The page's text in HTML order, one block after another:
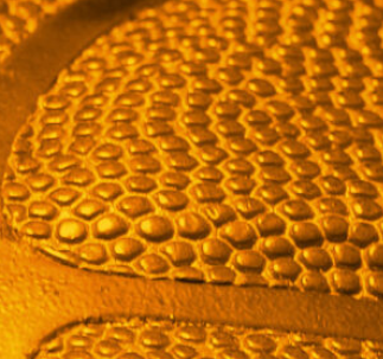
– EM-kisojen
voittotili
aukesi
vakuuttavalla
pelillä